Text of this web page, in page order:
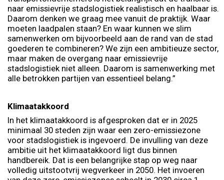
naar emissievrije stadslogistiek realistisch en haalbaar is.
Daarom denken we graag mee vanuit de praktijk. Waar
moeten laadpalen staan? En waar kunnen we slim
samenwerken om bijvoorbeeld aan de rand van de stad
goederen te combineren? We zijn een ambitieuze sector,
maar maken de overgang naar emissievrije
stadslogistiek niet alleen. Daarom is samenwerking met
alle betrokken partijen van essentieel belang.”
Klimaatakkoord
In het klimaatakkoord is afgesproken dat er in 2025
minimaal 30 steden zijn waar een zero-emissiezone
voor stadslogistiek is ingevoerd. De invulling van deze
ambitie uit het klimaatakkoord ligt dus binnen
handbereik. Dat is een belangrijke stap op weg naar
volledig uitstootvrij wegverkeer in 2050. Het invoeren